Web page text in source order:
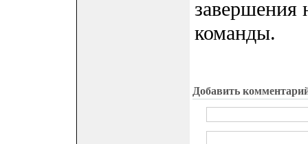
завершения
команды.
Добавить